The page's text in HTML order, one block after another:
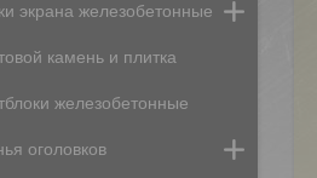
экрана железобетонные
камень и плитка
железобетонные
оголовков